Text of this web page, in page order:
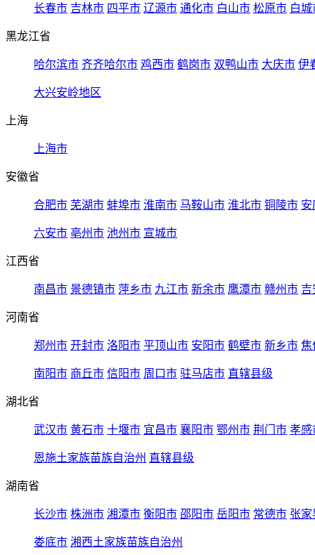
长春市 吉林市 四平市 辽源市 通化市 白山市 松原市 白城
黑龙江省
哈尔滨市 齐齐哈尔市 鸡西市 鹤岗市 双鸭山市 大庆市 伊
大兴安岭地区
上海
上海市
安徽省
合肥市 芜湖市 蚌埠市 淮南市 马鞍山市 淮北市 铜陵市 安
六安市 亳州市 池州市 宣城市
江西省
南昌市 景德镇市 萍乡市 九江市 新余市 鹰潭市 赣州市 吉
河南省
郑州市 开封市 洛阳市 平顶山市 安阳市 鹤壁市 新乡市 焦
南阳市 商丘市 信阳市 周口市 驻马店市 直辖县级
湖北省
武汉市 黄石市 十堰市 宜昌市 襄阳市 鄂州市 荆门市 孝感
恩施土家族苗族自治州 直辖县级
湖南省
长沙市 株洲市 湘潭市 衡阳市 邵阳市 岳阳市 常德市 张家
娄底市 湘西土家族苗族自治州